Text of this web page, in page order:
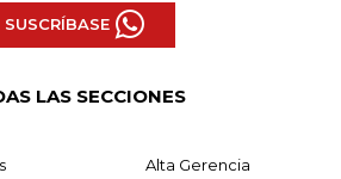
SUSCRÍBASE
LAS SECCIONES
Alta Gerencia